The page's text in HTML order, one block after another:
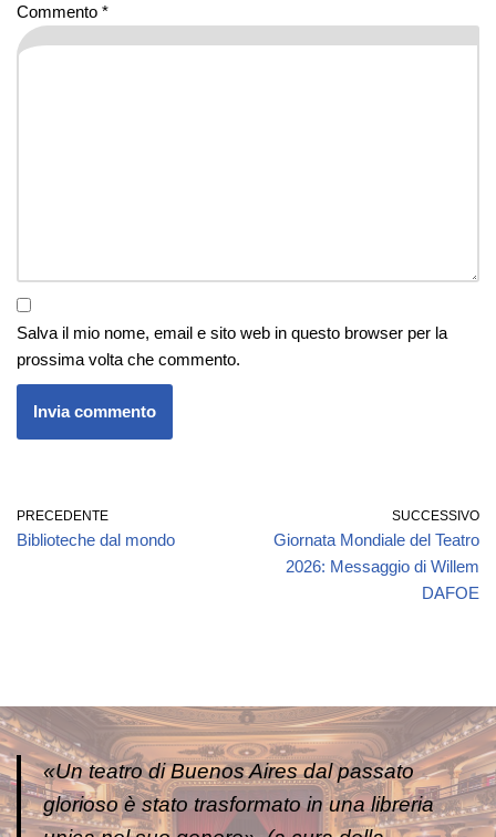
Commento *
Salva il mio nome, email e sito web in questo browser per la
prossima volta che commento.
PRECEDENTE
Biblioteche dal mondo
SUCCESSIVO
Giornata Mondiale del Teatro
2026: Messaggio di Willem
DAFOE
«Un teatro di Buenos Aires dal passato
glorioso è stato trasformato in una libreria